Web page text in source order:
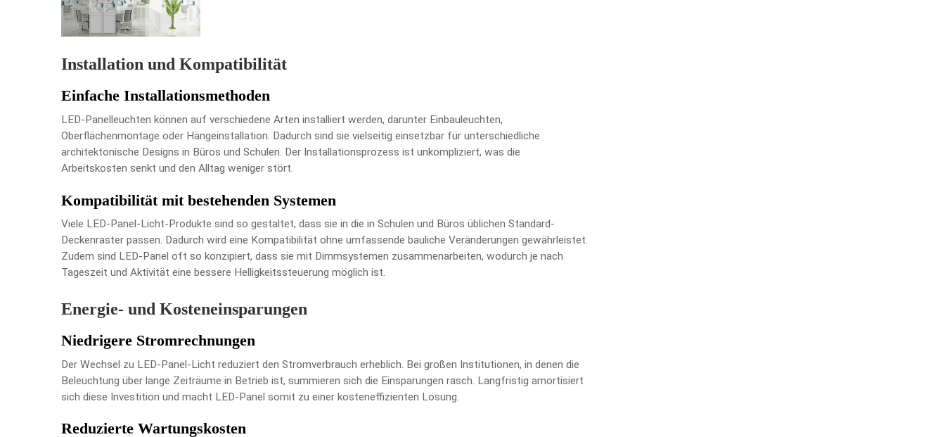
Installation und Kompatibilität
Einfache Installationsmethoden
LED-Panelleuchten können auf verschiedene Arten installiert werden, darunter Einbauleuchten,
Oberflächenmontage oder Hängeinstallation. Dadurch sind sie vielseitig einsetzbar für unterschiedliche
architektonische Designs in Büros und Schulen. Der Installationsprozess ist unkompliziert, was die
Arbeitskosten senkt und den Alltag weniger stört.
Kompatibilität mit bestehenden Systemen
Viele LED-Panel-Licht-Produkte sind so gestaltet, dass sie in die in Schulen und Büros üblichen Standard-
Deckenraster passen. Dadurch wird eine Kompatibilität ohne umfassende bauliche Veränderungen gewährleistet.
Zudem sind LED-Panel oft so konzipiert, dass sie mit Dimmsystemen zusammenarbeiten, wodurch je nach
Tageszeit und Aktivität eine bessere Helligkeitssteuerung möglich ist.
Energie- und Kosteneinsparungen
Niedrigere Stromrechnungen
Der Wechsel zu LED-Panel-Licht reduziert den Stromverbrauch erheblich. Bei großen Institutionen, in denen die
Beleuchtung über lange Zeiträume in Betrieb ist, summieren sich die Einsparungen rasch. Langfristig amortisiert
sich diese Investition und macht LED-Panel somit zu einer kosteneffizienten Lösung.
Reduzierte Wartungskosten